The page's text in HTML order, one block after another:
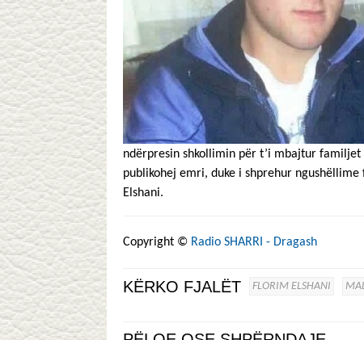
ndërpresin shkollimin për t’i mbajtur
publikohej emri, duke i shprehur
Elshani.
Copyright © Radio SHARRI - Dragash
KËRKO FJALËT FLORIM ELSHANI